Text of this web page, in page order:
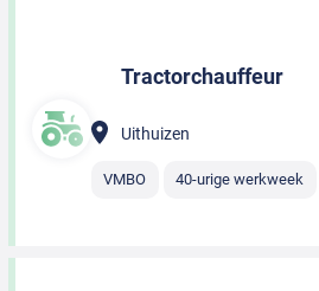
Tractorchauffeur
Uithuizen
VMBO 40-urige werkweek